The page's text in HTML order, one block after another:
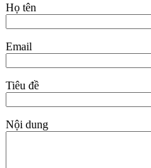
Họ tên
Email
Tiêu đề
Nội dung